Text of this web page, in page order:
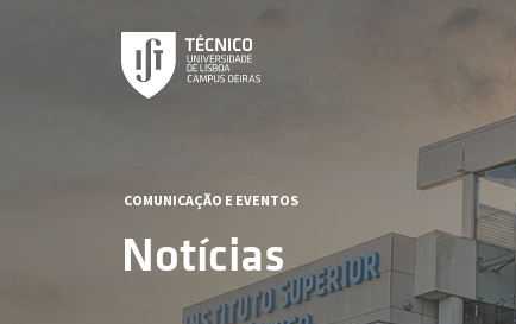
COMUNICAÇÃO E EVENTOS
Notícias